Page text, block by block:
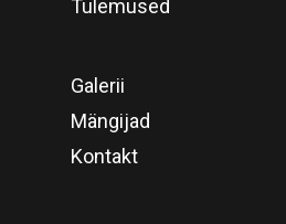
Tulemused
Galerii
Mängijad
Kontakt